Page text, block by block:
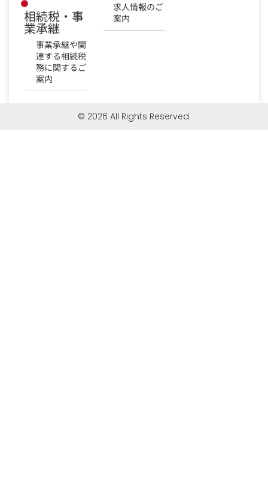
相続税・事
業承継
事業承継や関
連する相続税
務に関するご
案内
求人情報のご
案内
© 2026 All Rights Reserved.